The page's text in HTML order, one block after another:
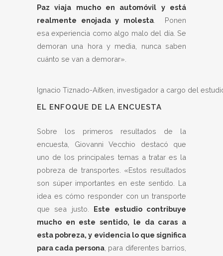
Paz viaja mucho en automóvil y está
realmente enojada y molesta. Ponen
esa experiencia como algo malo del día. Se
demoran una hora y media, nunca saben
cuánto se van a demorar».
Ignacio Tiznado-Aitken, investigador a cargo del
EL ENFOQUE DE LA ENCUESTA
Sobre los primeros resultados de la
encuesta, Giovanni Vecchio destacó que
uno de los principales temas a tratar es la
pobreza de transportes. «Estos resultados
son súper importantes en este sentido. La
idea es cómo responder con un transporte
que sea justo. Este estudio contribuye
mucho en este sentido, le da caras a
esta pobreza, y evidencia lo que significa
para cada persona, para diferentes barrios,